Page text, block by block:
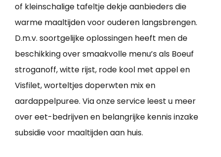
of kleinschalige tafeltje dekje aanbieders die
warme maaltijden voor ouderen langsbrengen.
D.m.v. soortgelijke oplossingen heeft men de
beschikking over smaakvolle menu’s als Boeuf
stroganoff, witte rijst, rode kool met appel en
Visfilet, worteltjes doperwten mix en
aardappelpuree. Via onze service leest u meer
over eet-bedrijven en belangrijke kennis inzake
subsidie voor maaltijden aan huis.